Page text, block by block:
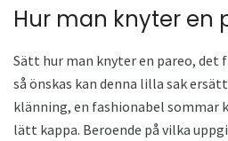
Hur man knyter en
Sätt hur man knyter en pareo,
så önskas kan denna lilla sak
klänning, en fashionabel sommar
lätt kappa. Beroende på vilka